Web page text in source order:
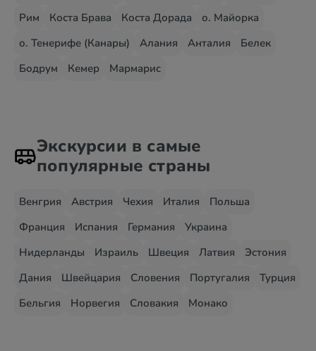
Рим
Коста Брава Коста Дорада
о. Майорка
о. Тенерифе (Канары)
Алания Анталия
Белек
Бодрум
Кемер Мармарис
Экскурсии в самые
популярные страны
Венгрия Австрия Чехия Италия
Польша
Франция
Испания Германия
Украина
Нидерланды
Израиль Швеция Латвия
Эстония
Дания
Швейцария Словения Португалия
Турция
Бельгия
Норвегия Словакия Монако